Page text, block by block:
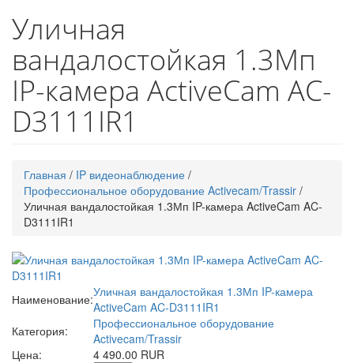
Уличная
вандалостойкая 1.3Мп
IP-камера ActiveCam AC-
D3111IR1
Главная / IP видеонаблюдение /
Профессиональное оборудование Activecam/Trassir /
Уличная вандалостойкая 1.3Мп IP-камера ActiveCam AC-
D3111IR1
Наименование:Уличная вандалостойкая 1.3Мп IP-камера
ActiveCam AC-D3111IR1
Категория:
Профессиональное оборудование
Activecam/Trassir
Цена:
4 490.00 RUR